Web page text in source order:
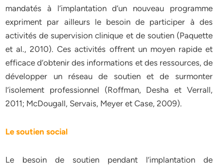
mandatés à l’implantation d’un nouveau programme
expriment par ailleurs le besoin de participer à des
activités de supervision clinique et de soutien (Paquette
et al., 2010). Ces activités offrent un moyen rapide et
efficace d’obtenir des informations et des ressources, de
développer un réseau de soutien et de surmonter
l’isolement professionnel (Roffman, Desha et Verrall,
2011; McDougall, Servais, Meyer et Case, 2009).
Le soutien social
Le besoin de soutien pendant l’implantation de